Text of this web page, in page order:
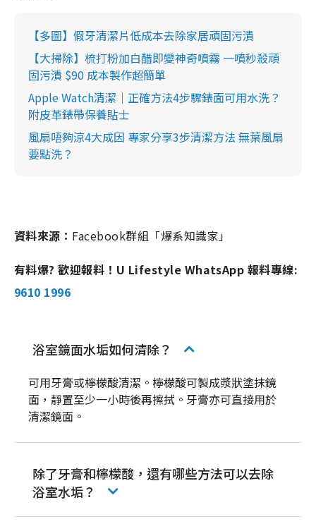
【多圖】假牙清潔片低成本去除家居頑固污漬
【大掃除】梳打粉加白醋即變神奇噴霧 一噴秒殺頑
固污漬 $90 成本製作超簡單
Apple Watch清潔｜正確方法4步驟錶面可用水洗？
附皮革錶帶保養貼士
風扇唔夠涼4大成因 專家分享3步清潔方法 無葉風扇
要點洗？
資料來源： Facebook群組「爆系知識家」
有料爆? 歡迎報料！U Lifestyle WhatsApp 報料專線:
9610 1996
浴室鏡面水垢如何清除？
可用牙膏或檸檬酸清潔。檸檬酸可製成漿狀塗抹鏡
面，靜置至少一小時後再擦拭。牙膏亦可直接用於
清潔鏡面。
除了牙膏和檸檬酸，還有哪些方法可以去除
浴室水垢？